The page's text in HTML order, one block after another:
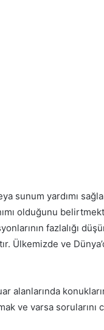
sunum yardımı
olduğunu
fazlalığı
Ülkemizde ve
ve varsa sorularını